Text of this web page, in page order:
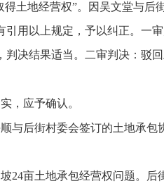
土地经营权”。因吴文堂与后
用以上规定，予以纠正。一
决结果适当。二审判决：驳
，应予确认。
与后街村委会签订的土地承
24亩土地承包经营权问题。后